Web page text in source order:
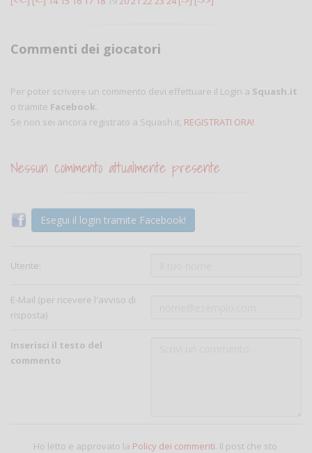
Commenti dei giocatori
Per poter scrivere un commento devi effettuare il Login a Squash.it
o tramite Facebook.
Se non sei ancora registrato a Squash.it, REGISTRATI ORA!
Nessun commento attualmente presente
Esegui il login tramite Facebook!
Utente:
E-Mail (per ricevere l'avviso di
risposta)
Inserisci il testo del
commento
Ho letto e approvato la Policy dei commenti. Il post che sto